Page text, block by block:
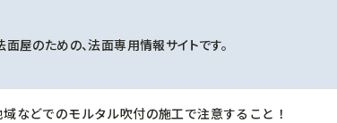
面屋のための、法面専用情報サイトです。
などでのモルタル吹付の施工で注意すること！